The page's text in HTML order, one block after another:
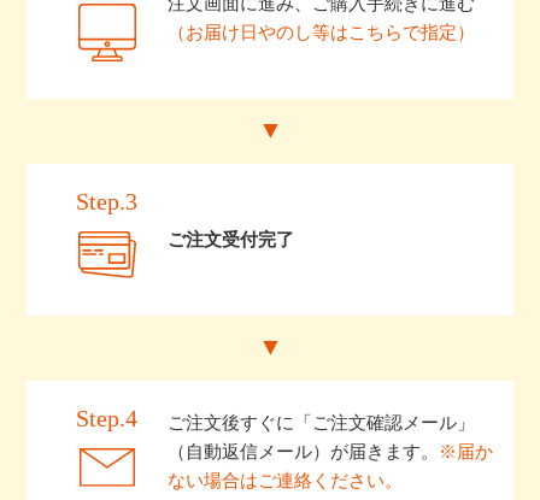
（お届け日やのし等はこちらで指定）
Step.3
ご注文受付完了
Step.4
ご注文後すぐに「ご注文確認メール」
（自動返信メール）が届きます。
※届か
ない場合はご連絡ください。